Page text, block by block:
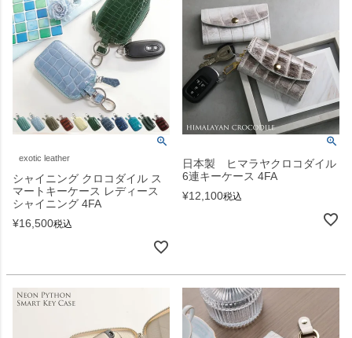
exotic leather
シャイニング クロコダイル ス
マートキーケース レディース
シャイニング 4FA
¥16,500税込
日本製 ヒマラヤクロコダイル
6連キーケース 4FA
¥12,100税込